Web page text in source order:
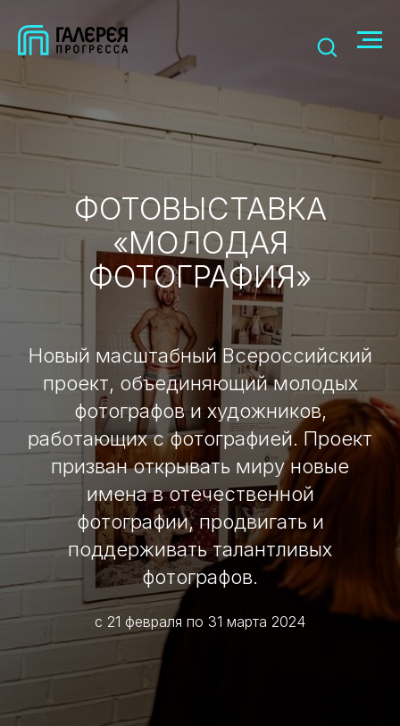
ФОТОВЫСТАВКА
«МОЛОДАЯ
ФОТОГРАФИЯ»
Новый масштабный Всероссийский
проект, объединяющий молодых
фотографов и художников,
работающих с фотографией. Проект
призван открывать миру новые
имена в отечественной
фотографии, продвигать и
поддерживать талантливых
фотографов.
с 21 февраля по 31 марта 2024